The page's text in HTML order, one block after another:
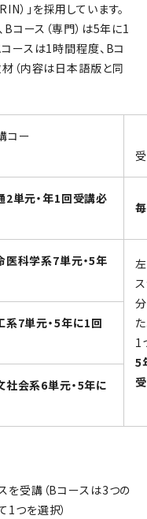
）」を採用しています。
コース（専門）は5年に1
ースは1時間程度、Bコ
（内容は日本語版と同
2単元・年1回受講必
医科学系7単元・5年
1
5
系7単元・5年に1回
社会系6単元・5年に
を受講（Bコースは3つの
つを選択）